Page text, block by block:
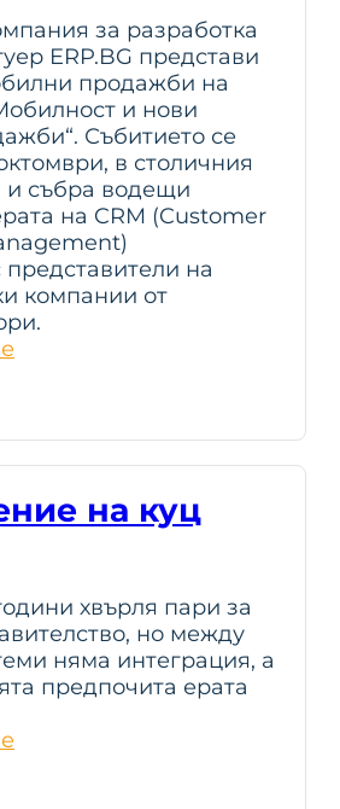
за разработка
ERP.BG представи
продажби на
и нови
Събитието се
в столичния
и събра водещи
на CRM (Customer
представители на
компании от
на куц
хвърля пари за
но между
няма интеграция, а
предпочита ерата